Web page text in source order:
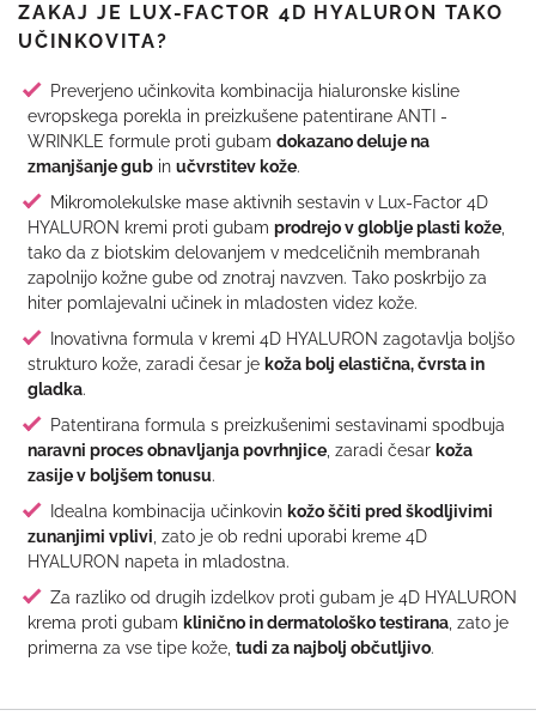
ZAKAJ JE LUX-FACTOR 4D HYALURON TAKO
UČINKOVITA?
Preverjeno učinkovita kombinacija hialuronske kisline
evropskega porekla in preizkušene patentirane ANTI -
WRINKLE formule proti gubam dokazano deluje na
zmanjšanje gub in učvrstitev kože.
Mikromolekulske mase aktivnih sestavin v Lux-Factor 4D
HYALURON kremi proti gubam prodrejo v globlje plasti kože,
tako da z biotskim delovanjem v medceličnih membranah
zapolnijo kožne gube od znotraj navzven. Tako poskrbijo za
hiter pomlajevalni učinek in mladosten videz kože.
Inovativna formula v kremi 4D HYALURON zagotavlja boljšo
strukturo kože, zaradi česar je koža bolj elastična, čvrsta in
gladka.
Patentirana formula s preizkušenimi sestavinami spodbuja
naravni proces obnavljanja povrhnjice, zaradi česar koža
zasije v boljšem tonusu.
Idealna kombinacija učinkovin kožo ščiti pred škodljivimi
zunanjimi vplivi, zato je ob redni uporabi kreme 4D
HYALURON napeta in mladostna.
Za razliko od drugih izdelkov proti gubam je 4D HYALURON
krema proti gubam klinično in dermatološko testirana, zato je
primerna za vse tipe kože, tudi za najbolj občutljivo.